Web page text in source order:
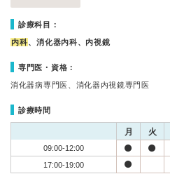
診療科目：
内科、消化器内科、内視鏡
専門医・資格：
消化器病専門医、消化器内視鏡専門医
診療時間
月 火
09:00-12:00
17:00-19:00